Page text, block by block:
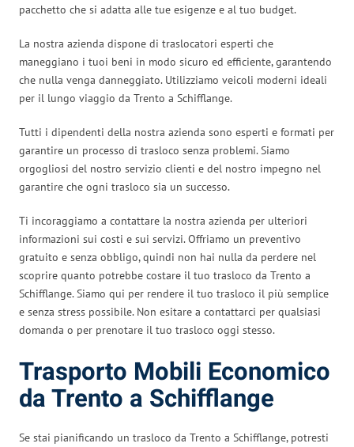
pacchetto che si adatta alle tue esigenze e al tuo budget.
La nostra azienda dispone di traslocatori esperti che
maneggiano i tuoi beni in modo sicuro ed efficiente, garantendo
che nulla venga danneggiato. Utilizziamo veicoli moderni ideali
per il lungo viaggio da Trento a Schifflange.
Tutti i dipendenti della nostra azienda sono esperti e formati per
garantire un processo di trasloco senza problemi. Siamo
orgogliosi del nostro servizio clienti e del nostro impegno nel
garantire che ogni trasloco sia un successo.
Ti incoraggiamo a contattare la nostra azienda per ulteriori
informazioni sui costi e sui servizi. Offriamo un preventivo
gratuito e senza obbligo, quindi non hai nulla da perdere nel
scoprire quanto potrebbe costare il tuo trasloco da Trento a
Schifflange. Siamo qui per rendere il tuo trasloco il più semplice
e senza stress possibile. Non esitare a contattarci per qualsiasi
domanda o per prenotare il tuo trasloco oggi stesso.
Trasporto Mobili Economico
da Trento a Schifflange
Se stai pianificando un trasloco da Trento a Schifflange, potresti